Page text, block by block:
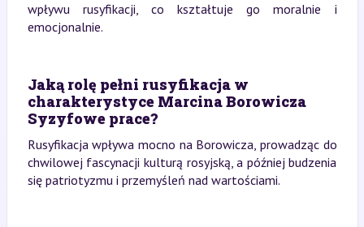
wpływu rusyfikacji, co kształtuje go moralnie i
emocjonalnie.
Jaką rolę pełni rusyfikacja w
charakterystyce Marcina Borowicza
Syzyfowe prace?
Rusyfikacja wpływa mocno na Borowicza, prowadząc do
chwilowej fascynacji kulturą rosyjską, a później budzenia
się patriotyzmu i przemyśleń nad wartościami.